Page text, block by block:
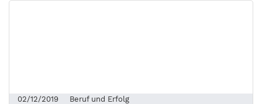
02/12/2019 Beruf und Erfolg